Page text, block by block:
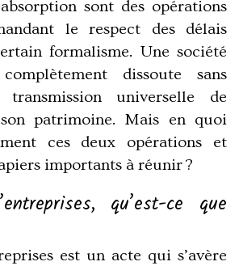
sont des opérations
le respect des délais
formalisme. Une société
dissoute sans
universelle de
son patrimoine. Mais en quoi
ces deux opérations et
importants à réunir ?
qu’est-ce que
est un acte qui s’avère